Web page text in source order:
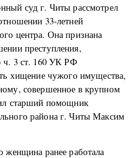
суд г. Читы рассмотрел
33-летней
центра. Она признана
преступления,
ч. 3 ст. 160 УК РФ
хищение чужого имущества,
совершенное в крупном
старший помощник
района г. Читы Максим
женщина ранее работала